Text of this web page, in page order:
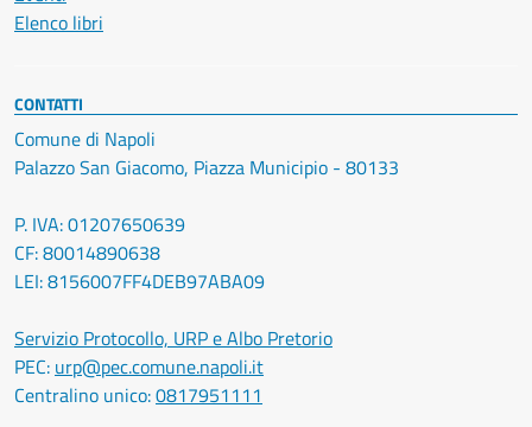
Elenco libri
CONTATTI
Comune di Napoli
Palazzo San Giacomo, Piazza Municipio - 80133
P. IVA: 01207650639
CF: 80014890638
LEI: 8156007FF4DEB97ABA09
Servizio Protocollo, URP e Albo Pretorio
PEC: urp@pec.comune.napoli.it
Centralino unico:0817951111